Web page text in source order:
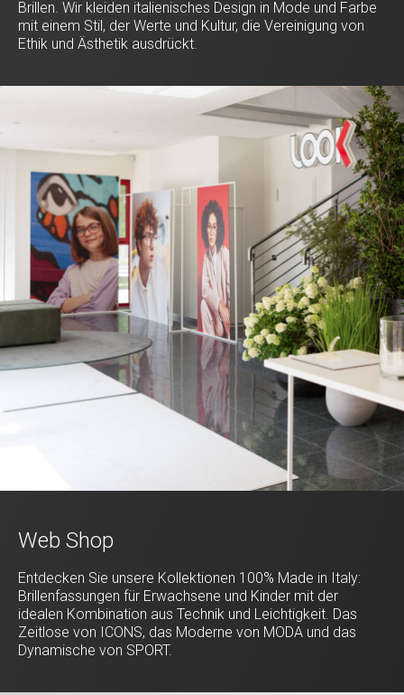
Brillen. Wir kleiden italienisches Design in Mode und Farbe
mit einem Stil, der Werte und Kultur, die Vereinigung von
Ethik und Ästhetik ausdrückt.
Web Shop
Entdecken Sie unsere Kollektionen 100% Made in Italy:
Brillenfassungen für Erwachsene und Kinder mit der
idealen Kombination aus Technik und Leichtigkeit. Das
Zeitlose von ICONS, das Moderne von MODA und das
Dynamische von SPORT.